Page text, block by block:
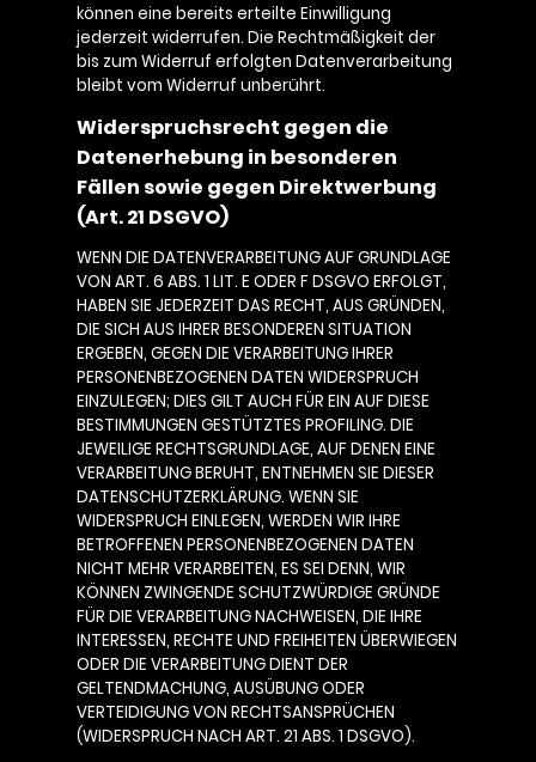
können eine bereits erteilte Einwilligung
jederzeit widerrufen. Die Rechtmäßigkeit der
bis zum Widerruf erfolgten Datenverarbeitung
bleibt vom Widerruf unberührt.
Widerspruchsrecht gegen die
Datenerhebung in besonderen
Fällen sowie gegen Direktwerbung
(Art. 21 DSGVO)
WENN DIE DATENVERARBEITUNG AUF GRUNDLAGE
VON ART. 6 ABS. 1 LIT. E ODER F DSGVO ERFOLGT,
HABEN SIE JEDERZEIT DAS RECHT, AUS GRÜNDEN,
DIE SICH AUS IHRER BESONDEREN SITUATION
ERGEBEN, GEGEN DIE VERARBEITUNG IHRER
PERSONENBEZOGENEN DATEN WIDERSPRUCH
EINZULEGEN; DIES GILT AUCH FÜR EIN AUF DIESE
BESTIMMUNGEN GESTÜTZTES PROFILING. DIE
JEWEILIGE RECHTSGRUNDLAGE, AUF DENEN EINE
VERARBEITUNG BERUHT, ENTNEHMEN SIE DIESER
DATENSCHUTZERKLÄRUNG. WENN SIE
WIDERSPRUCH EINLEGEN, WERDEN WIR IHRE
BETROFFENEN PERSONENBEZOGENEN DATEN
NICHT MEHR VERARBEITEN, ES SEI DENN, WIR
KÖNNEN ZWINGENDE SCHUTZWÜRDIGE GRÜNDE
FÜR DIE VERARBEITUNG NACHWEISEN, DIE IHRE
INTERESSEN, RECHTE UND FREIHEITEN ÜBERWIEGEN
ODER DIE VERARBEITUNG DIENT DER
GELTENDMACHUNG, AUSÜBUNG ODER
VERTEIDIGUNG VON RECHTSANSPRÜCHEN
(WIDERSPRUCH NACH ART. 21 ABS. 1 DSGVO).